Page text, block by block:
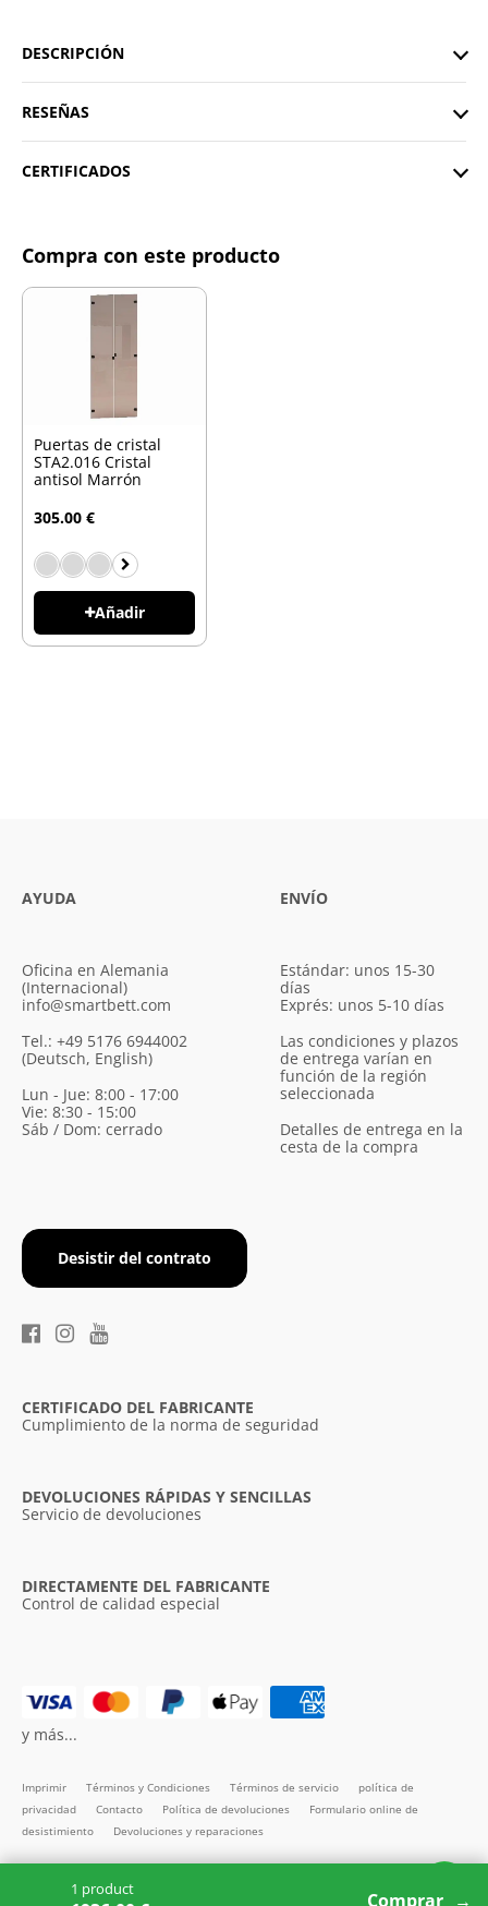
1 product Comprar
DESCRIPCIÓN
RESEÑAS
CERTIFICADOS
Compra con este producto
Puertas de cristal
STA2.016 Cristal
antisol Marrón
305.00 €
Añadir
AYUDA
Oficina en Alemania
(Internacional)
info@smartbett.com
Tel.: +49 5176 6944002
(Deutsch, English)
Lun - Jue: 8:00 - 17:00
Vie: 8:30 - 15:00
Sáb / Dom: cerrado
Desistir del contrato
ENVÍO
Estándar: unos 15-30
días
Exprés: unos 5-10 días
Las condiciones y plazos
de entrega varían en
función de la región
seleccionada
Detalles de entrega en la
cesta de la compra
CERTIFICADO DEL FABRICANTE
Cumplimiento de la norma de seguridad
DEVOLUCIONES RÁPIDAS Y SENCILLAS
Servicio de devoluciones
DIRECTAMENTE DEL FABRICANTE
Control de calidad especial
Imprimir Términos y Condiciones Términos de servicio
política de
privacidad
Contacto Política de devoluciones
Formulario online de
desistimiento
Devoluciones y reparaciones
Todos los precios incl. IVA
Copyright SMARTBett GmbH © 2026
y más...